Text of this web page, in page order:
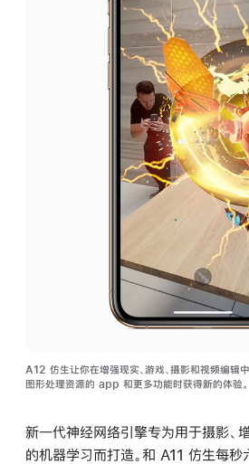
A12 仿生让你在增强现实、游戏、摄影和视频编辑
图形处理资源的 app 和更多功能时获得新的体验。
新一代神经网络引擎专为用于摄影、
的机器学习而打造。和 A11 仿生每